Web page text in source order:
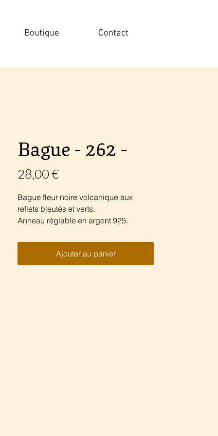
Boutique Contact
Bague - 262 -
28,00 €Prix
Bague fleur noire volcanique aux
reflets bleutés et verts.
Anneau réglable en argent 925.
Ajouter au panier